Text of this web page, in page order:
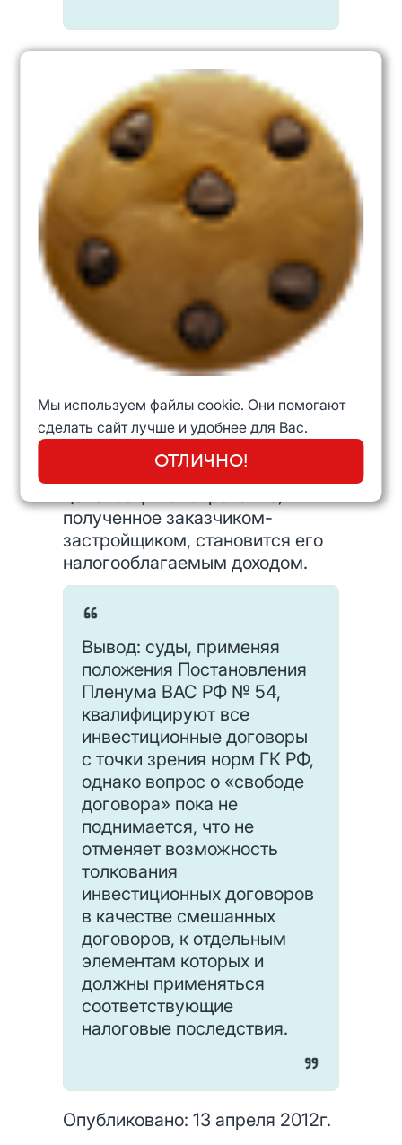
В этой связи согласно пп. 14 п. 1
ст. 251 НК РФ не включаются в
состав доходов средства,
аккумулированные на счетах
организации-застройщика
средств дольщиков и (или)
инвесторов. Соответственно,
поскольку полученные
застройщиком денежные
средства носят инвестиционный
характер, они не должны
включаться в налоговую базу
по НДС (пп. 4 п. 3 ст. 39 НК РФ и
пп.1 п. 2 ст. 146 НК РФ).
Если же квалифицировать
инвестиционный договор в
качестве договора купли-
продажи или в качестве
договора подряда, тогда всё
полученное заказчиком-
застройщиком, становится его
налогооблагаемым доходом.
Вывод: суды, применяя
положения Постановления
Пленума ВАС РФ № 54,
квалифицируют все
инвестиционные договоры
с точки зрения норм ГК РФ,
однако вопрос о «свободе
договора» пока не
поднимается, что не
отменяет возможность
толкования
инвестиционных договоров
в качестве смешанных
договоров, к отдельным
элементам которых и
должны применяться
соответствующие
налоговые последствия.
Опубликовано: 13 апреля 2012г.
Мы используем файлы cookie. Они помогают
сделать сайт лучше и удобнее для Вас.
ОТЛИЧНО!